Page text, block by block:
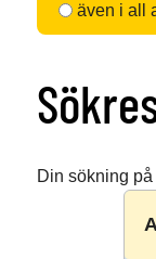
även i all
Din sökning på